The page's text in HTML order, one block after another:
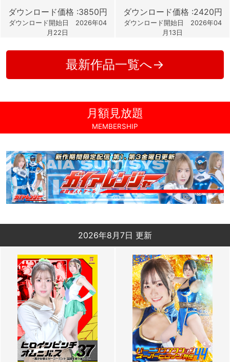
ダウンロード価格 :3850円
ダウンロード開始日 2026年04
月22日
ダウンロード価格 :2420円
ダウンロード開始日 2026年04
月13日
最新作品一覧へ→
月額見放題
MEMBERSHIP
2026年8月7日 更新